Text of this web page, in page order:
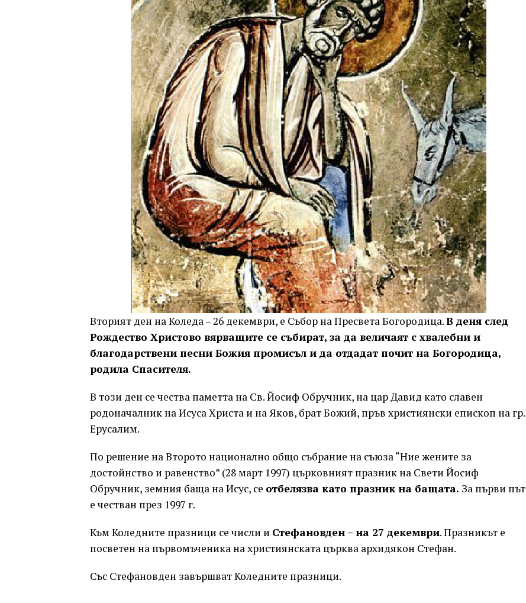
Вторият ден на Коледа – 26 декември, е Събор на Пресвета Богородица.В деня след
Рождество Христово вярващите се събират, за да величаят с хвалебни и
благодарствени песни Божия промисъл и да отдадат почит на Богородица,
родила Спасителя.
В този ден се чества паметта на Св. Йосиф Обручник, на цар Давид като славен
родоначалник на Исуса Христа и на Яков, брат Божий, пръв християнски епископ на гр.
Ерусалим.
По решение на Второто национално общо събрание на съюза “Ние жените за
достойнство и равенство” (28 март 1997) църковният празник на Свети Йосиф
Обручник, земния баща на Исус, се отбелязва като празник на бащата. За първи път
е честван през 1997 г.
Към Коледните празници се числи и Стефановден – на 27 декември. Празникът е
посветен на първомъченика на християнската църква архидякон Стефан.
Със Стефановден завършват Коледните празници.